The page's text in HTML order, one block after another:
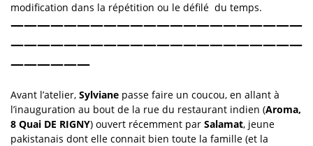
modification dans la répétition ou le défilé du temps.
——————————————————————
——————————————————————
——————
Avant l’atelier, Sylviane passe faire un coucou, en allant à
l’inauguration au bout de la rue du restaurant indien (Aroma,
8 Quai DE RIGNY) ouvert récemment par Salamat, jeune
pakistanais dont elle connait bien toute la famille (et la